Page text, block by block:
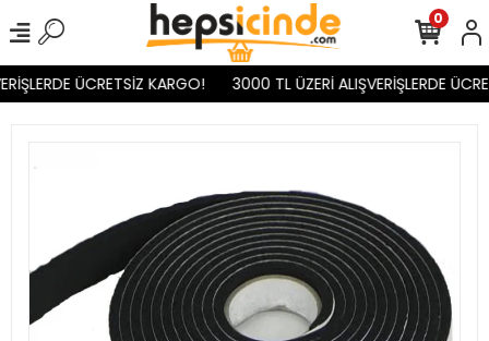
ÜCRETSİZ KARGO! 3000 TL ÜZERİ ALIŞVERİŞLERDE
0